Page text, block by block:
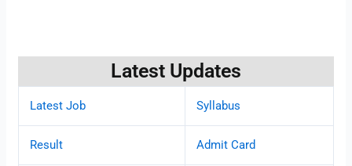
Latest Updates
Latest Job Syllabus
Result Admit Card